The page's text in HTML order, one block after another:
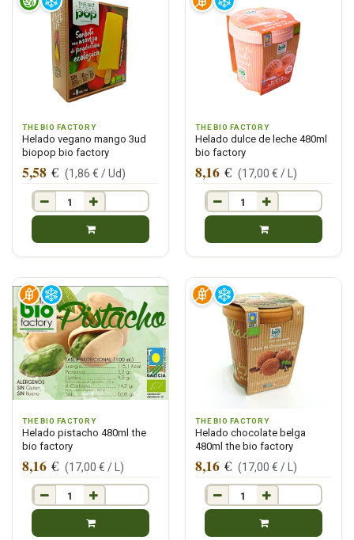
THE BIO FACTORY
Helado vegano mango 3ud
biopop bio factory
5,58 € (1,86 € /Ud)
THE BIO FACTORY
Helado dulce de leche 480ml
bio factory
8,16 € (17,00 € / )
THE BIO FACTORY
Helado pistacho 480ml the
bio factory
8,16 € (17,00 € / )
THE BIO FACTORY
Helado chocolate belga
480ml the bio factory
8,16 € (17,00 € / )